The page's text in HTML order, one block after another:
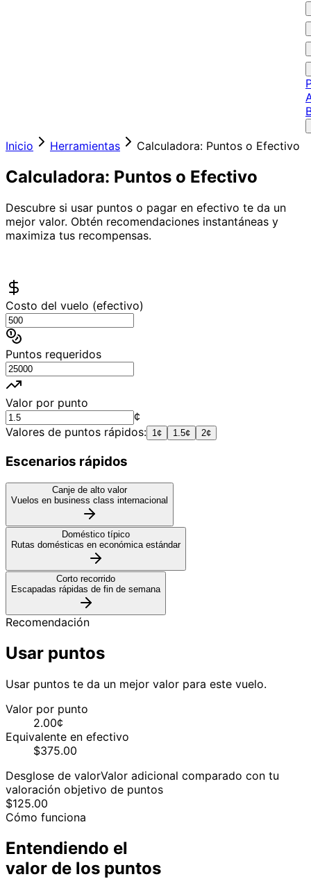
Inicio Herramientas Calculadora: Puntos o Efectivo
Calculadora: Puntos o Efectivo
Descubre si usar puntos o pagar en efectivo te da un
mejor valor. Obtén recomendaciones instantáneas y
maximiza tus recompensas.
Costo del vuelo (efectivo)
Puntos requeridos
Valor por punto
¢
Valores de puntos rápidos: 1¢ 1.5¢ 2¢
Escenarios rápidos
Canje de alto valor
Vuelos en business class internacional
Doméstico típico
Rutas domésticas en económica estándar
Corto recorrido
Escapadas rápidas de fin de semana
Recomendación
Usar puntos
Usar puntos te da un mejor valor para este vuelo.
Valor por punto
2.00¢
Equivalente en efectivo
$375.00
Desglose de valorValor adicional comparado con tu
valoración objetivo de puntos
$125.00
Cómo funciona
Entendiendo el
valor de los puntos